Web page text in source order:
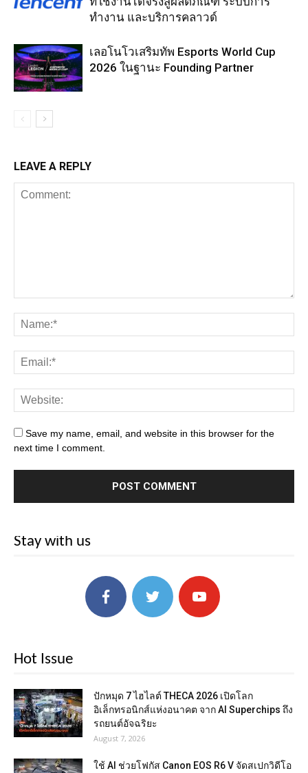
ทำงาน และบริการคลาวด์
เลอโนโวเสริมทัพ Esports World Cup
2026 ในฐานะ Founding Partner
LEAVE A REPLY
Save my name, email, and website in this browser for the
next time I comment.
Stay with us
Hot Issue
ปักหมุด 7 ไฮไลต์ THECA 2026 เปิดโลก
อิเล็กทรอนิกส์แห่งอนาคต จาก AI Superchips ถึง
รถยนต์อัจฉริยะ
August 7, 2026
ใช้ AI ช่วยโฟกัส Canon EOS R6 V จัดสเปกวิดีโอ